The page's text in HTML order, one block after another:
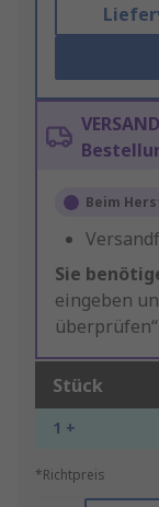
Beim
Sie
eingeben
Stück
1 +
*Richtpreis